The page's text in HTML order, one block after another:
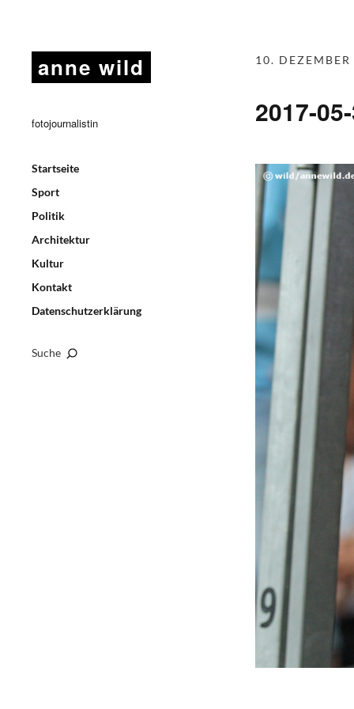
anne wild
fotojournalistin
Startseite
Sport
Politik
Architektur
Kultur
Kontakt
Datenschutzerklärung
Suche
10.
2017-